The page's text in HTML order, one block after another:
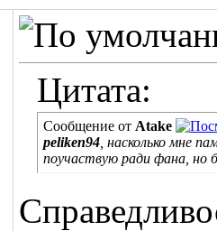
Цитата:
Сообщение от Atake
peliken94 , насколько мне
поучаствую ради фана, но